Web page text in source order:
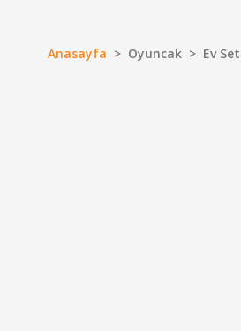
Anasayfa Oyuncak Ev